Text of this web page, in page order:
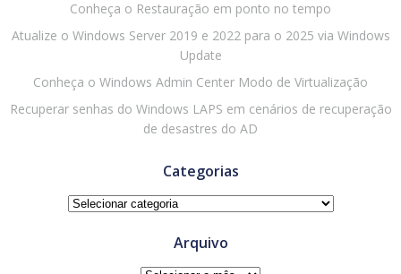
Conheça o Restauração em ponto no tempo
Atualize o Windows Server 2019 e 2022 para o 2025 via Windows
Update
Conheça o Windows Admin Center Modo de Virtualização
Recuperar senhas do Windows LAPS em cenários de recuperação
de desastres do AD
Categorias
Categorias
Arquivo